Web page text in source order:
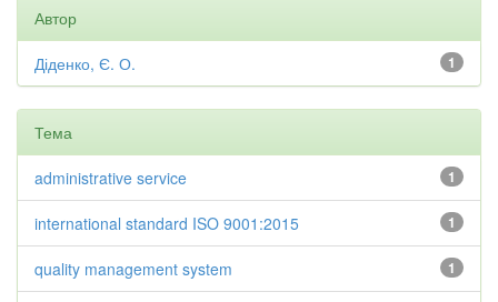
Автор
1
Діденко, Є. О.
Тема
1
administrative service
1
international standard ISO 9001:2015
1
quality management system